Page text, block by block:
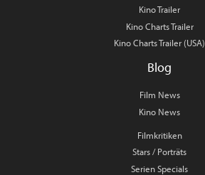
Kino Trailer
Kino Charts Trailer
Kino Charts Trailer (USA)
Blog
Film News
Kino News
Filmkritiken
Stars / Porträts
Serien Specials